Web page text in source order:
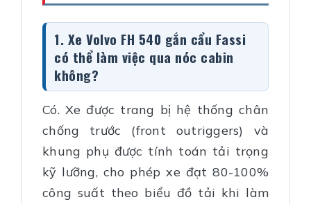
1. Xe Volvo FH 540 gắn cẩu Fassi
có thể làm việc qua nóc cabin
không?
Có. Xe được trang bị hệ thống chân
chống trước (front outriggers) và
khung phụ được tính toán tải trọng
kỹ lưỡng, cho phép xe đạt 80-100%
công suất theo biểu đồ tải khi làm